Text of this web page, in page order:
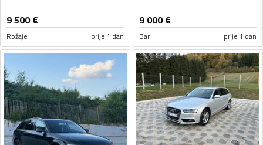
9 500€
Rožaje prije 1 dan
9 000€
Bar prije 1 dan